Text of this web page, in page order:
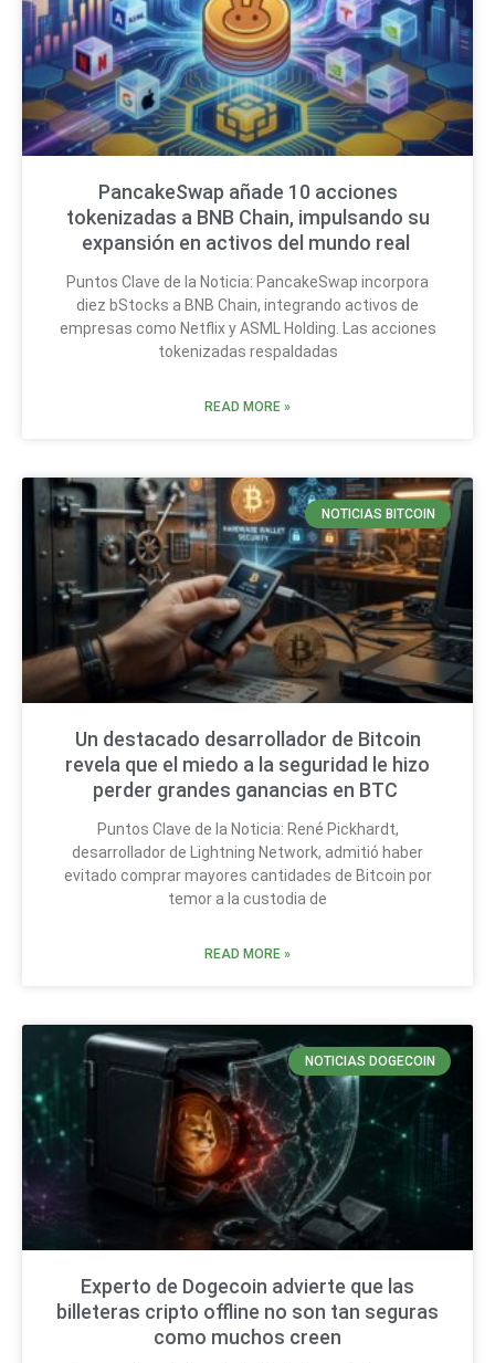
PancakeSwap añade 10 acciones
tokenizadas a BNB Chain, impulsando su
expansión en activos del mundo real
Puntos Clave de la Noticia: PancakeSwap incorpora
diez bStocks a BNB Chain, integrando activos de
empresas como Netflix y ASML Holding. Las acciones
tokenizadas respaldadas
READ MORE »
NOTICIAS BITCOIN
Un destacado desarrollador de Bitcoin
revela que el miedo a la seguridad le hizo
perder grandes ganancias en BTC
Puntos Clave de la Noticia: René Pickhardt,
desarrollador de Lightning Network, admitió haber
evitado comprar mayores cantidades de Bitcoin por
temor a la custodia de
READ MORE »
NOTICIAS DOGECOIN
Experto de Dogecoin advierte que las
billeteras cripto offline no son tan seguras
como muchos creen